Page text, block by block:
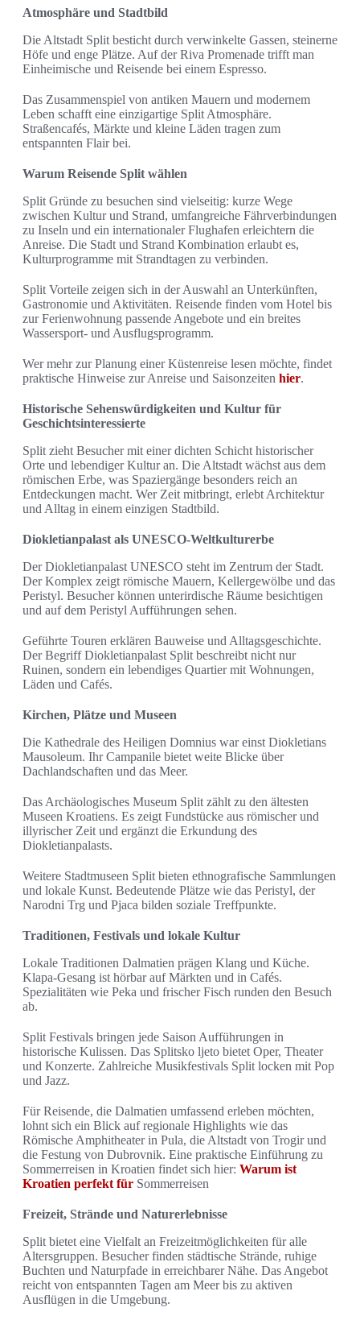
Atmosphäre und Stadtbild
Die Altstadt Split besticht durch verwinkelte Gassen, steinerne
Höfe und enge Plätze. Auf der Riva Promenade trifft man
Einheimische und Reisende bei einem Espresso.
Das Zusammenspiel von antiken Mauern und modernem
Leben schafft eine einzigartige Split Atmosphäre.
Straßencafés, Märkte und kleine Läden tragen zum
entspannten Flair bei.
Warum Reisende Split wählen
Split Gründe zu besuchen sind vielseitig: kurze Wege
zwischen Kultur und Strand, umfangreiche Fährverbindungen
zu Inseln und ein internationaler Flughafen erleichtern die
Anreise. Die Stadt und Strand Kombination erlaubt es,
Kulturprogramme mit Strandtagen zu verbinden.
Split Vorteile zeigen sich in der Auswahl an Unterkünften,
Gastronomie und Aktivitäten. Reisende finden vom Hotel bis
zur Ferienwohnung passende Angebote und ein breites
Wassersport- und Ausflugsprogramm.
Wer mehr zur Planung einer Küstenreise lesen möchte, findet
praktische Hinweise zur Anreise und Saisonzeiten hier.
Historische Sehenswürdigkeiten und Kultur für
Geschichtsinteressierte
Split zieht Besucher mit einer dichten Schicht historischer
Orte und lebendiger Kultur an. Die Altstadt wächst aus dem
römischen Erbe, was Spaziergänge besonders reich an
Entdeckungen macht. Wer Zeit mitbringt, erlebt Architektur
und Alltag in einem einzigen Stadtbild.
Diokletianpalast als UNESCO-Weltkulturerbe
Der Diokletianpalast UNESCO steht im Zentrum der Stadt.
Der Komplex zeigt römische Mauern, Kellergewölbe und das
Peristyl. Besucher können unterirdische Räume besichtigen
und auf dem Peristyl Aufführungen sehen.
Geführte Touren erklären Bauweise und Alltagsgeschichte.
Der Begriff Diokletianpalast Split beschreibt nicht nur
Ruinen, sondern ein lebendiges Quartier mit Wohnungen,
Läden und Cafés.
Kirchen, Plätze und Museen
Die Kathedrale des Heiligen Domnius war einst Diokletians
Mausoleum. Ihr Campanile bietet weite Blicke über
Dachlandschaften und das Meer.
Das Archäologisches Museum Split zählt zu den ältesten
Museen Kroatiens. Es zeigt Fundstücke aus römischer und
illyrischer Zeit und ergänzt die Erkundung des
Diokletianpalasts.
Weitere Stadtmuseen Split bieten ethnografische Sammlungen
und lokale Kunst. Bedeutende Plätze wie das Peristyl, der
Narodni Trg und Pjaca bilden soziale Treffpunkte.
Traditionen, Festivals und lokale Kultur
Lokale Traditionen Dalmatien prägen Klang und Küche.
Klapa-Gesang ist hörbar auf Märkten und in Cafés.
Spezialitäten wie Peka und frischer Fisch runden den Besuch
ab.
Split Festivals bringen jede Saison Aufführungen in
historische Kulissen. Das Splitsko ljeto bietet Oper, Theater
und Konzerte. Zahlreiche Musikfestivals Split locken mit Pop
und Jazz.
Für Reisende, die Dalmatien umfassend erleben möchten,
lohnt sich ein Blick auf regionale Highlights wie das
Römische Amphitheater in Pula, die Altstadt von Trogir und
die Festung von Dubrovnik. Eine praktische Einführung zu
Sommerreisen in Kroatien findet sich hier: Warum ist
Kroatien perfekt für Sommerreisen
Freizeit, Strände und Naturerlebnisse
Split bietet eine Vielfalt an Freizeitmöglichkeiten für alle
Altersgruppen. Besucher finden städtische Strände, ruhige
Buchten und Naturpfade in erreichbarer Nähe. Das Angebot
reicht von entspannten Tagen am Meer bis zu aktiven
Ausflügen in die Umgebung.